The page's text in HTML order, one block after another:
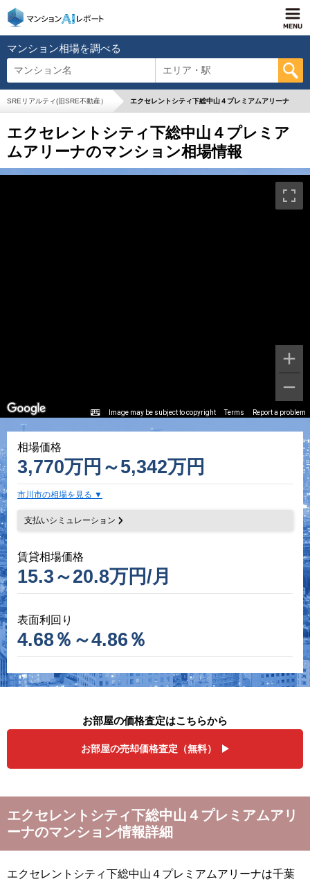
マンション相場を調べる
マンション名 エリア・駅
SREリアルティ(旧SRE不動産） エクセレントシティ下総中山４プレミアムアリーナ
エクセレントシティ下総中山４プレミア
ムアリーナのマンション相場情報
相場価格
3,770万円～5,342万円
市川市の相場を見る
支払いシミュレーション
賃貸相場価格
15.3～20.8万円/月
表面利回り
4.68％～4.86％
Image may be subject to copyright Terms Report a problem
お部屋の価格査定はこちらから
お部屋の売却価格査定（無料）
エクセレントシティ下総中山４プレミアムアリ
ーナのマンション情報詳細
エクセレントシティ下総中山４プレミアムアリーナは千葉